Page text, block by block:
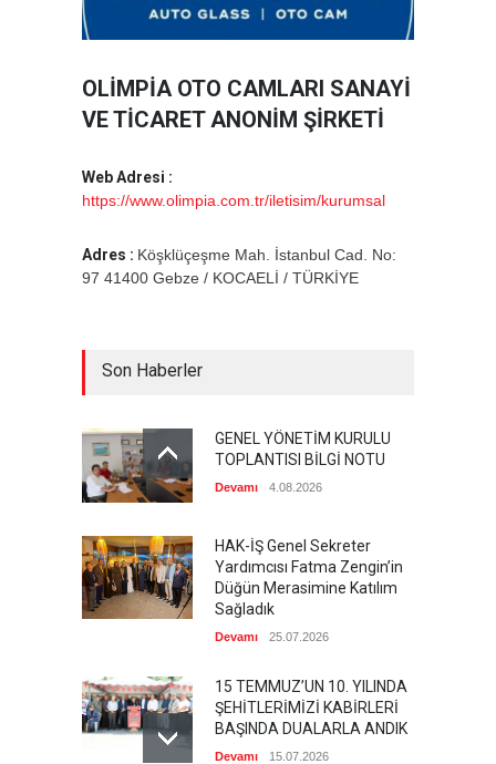
OLİMPİA OTO CAMLARI SANAYİ
VE TİCARET ANONİM ŞİRKETİ
Web Adresi :
https://www.olimpia.com.tr/iletisim/kurumsal
Adres : Köşklüçeşme Mah. İstanbul Cad. No:
97 41400 Gebze / KOCAELİ / TÜRKİYE
Son Haberler
GENEL YÖNETİM KURULU
TOPLANTISI BİLGİ NOTU
Devamı 4.08.2026
HAK-İŞ Genel Sekreter
Yardımcısı Fatma Zengin’in
Düğün Merasimine Katılım
Sağladık
Devamı 25.07.2026
15 TEMMUZ’UN 10. YILINDA
ŞEHİTLERİMİZİ KABİRLERİ
BAŞINDA DUALARLA ANDIK
Devamı 15.07.2026